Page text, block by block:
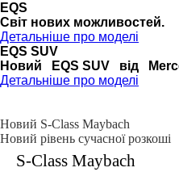
EQS
Cвіт нових можливостей.
Детальніше про моделі
EQS SUV
Новий EQS SUV від
Детальніше про моделі
Новий S-Class Maybach
Новий рівень сучасної розкоші
S-Class Maybach